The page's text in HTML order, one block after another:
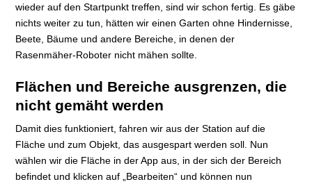
wieder auf den Startpunkt treffen, sind wir schon fertig. Es gäbe
nichts weiter zu tun, hätten wir einen Garten ohne Hindernisse,
Beete, Bäume und andere Bereiche, in denen der
Rasenmäher-Roboter nicht mähen sollte.
Flächen und Bereiche ausgrenzen, die
nicht gemäht werden
Damit dies funktioniert, fahren wir aus der Station auf die
Fläche und zum Objekt, das ausgespart werden soll. Nun
wählen wir die Fläche in der App aus, in der sich der Bereich
befindet und klicken auf „Bearbeiten“ und können nun